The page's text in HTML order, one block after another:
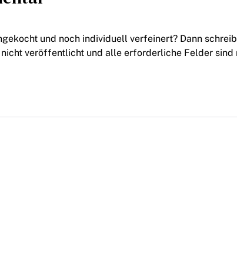
und noch individuell verfeinert? Dann
veröffentlicht und alle erforderliche Felder sind